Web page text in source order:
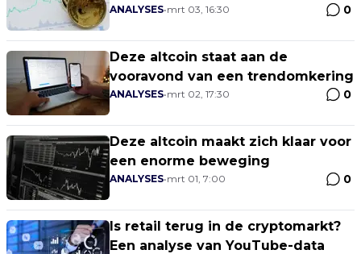
ANALYSES•mrt 03, 16:30 0
Deze altcoin staat aan de
vooravond van een trendomkering
ANALYSES•mrt 02, 17:30 0
Deze altcoin maakt zich klaar voor
een enorme beweging
ANALYSES•mrt 01, 7:00 0
Is retail terug in de cryptomarkt?
Een analyse van YouTube-data